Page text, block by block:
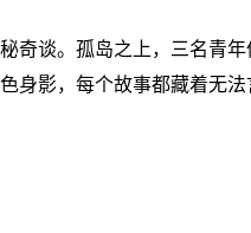
奇谈。孤岛之上，三名青
身影，每个故事都藏着无